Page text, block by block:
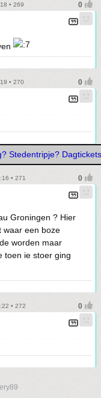
• 269
• 270
Stedentripje?
• 271
Groningen ? Hier
waar een boze
worden maar
toen ie stoer ging
• 272